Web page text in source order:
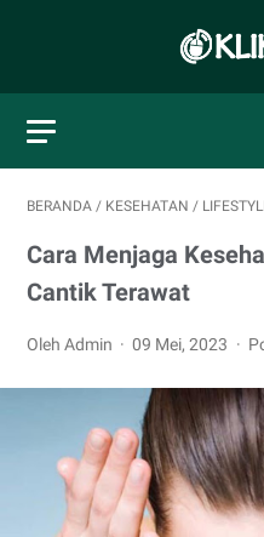
BERANDA / KESEHATAN /
Cara Menjaga
Cantik Terawat
Oleh Admin 09 Mei, 2023